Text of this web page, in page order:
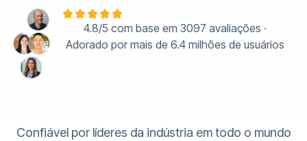
4.8/5 com base em 3097 avaliações ·
Adorado por mais de 6.4 milhões de usuários
Confiável por líderes da indústria em todo o mundo